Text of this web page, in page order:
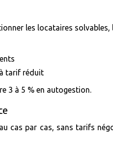
les locataires
tarif réduit
3 à 5 % en autogestion.
cas par cas, sans tarifs